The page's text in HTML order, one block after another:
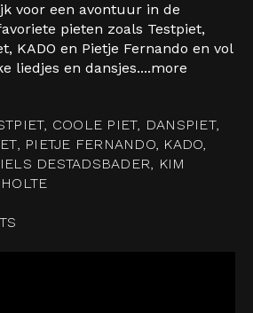
voor een avontuur in de
pieten zoals Testpiet,
KADO en Pietje Fernando en vol
liedjes en dansjes....more
COOLE PIET, DANSPIET,
PIETJE FERNANDO, KADO,
DESTADSBADER, KIM